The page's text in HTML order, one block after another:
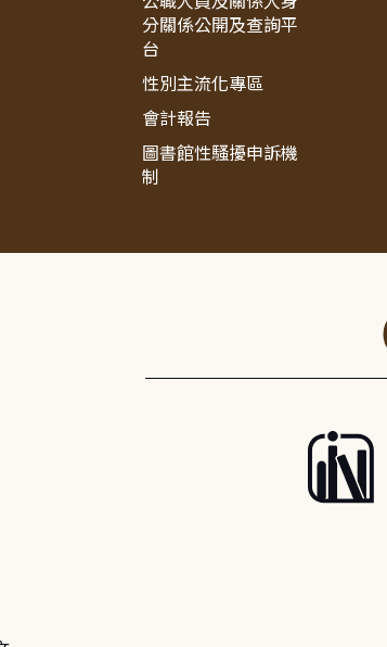
分關係公開及查詢平
台
性別主流化專區
會計報告
圖書館性騷擾申訴機
制